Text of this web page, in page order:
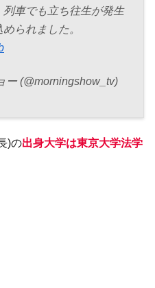
車でも立ち往生が発生
られました。
(@morningshow_tv)
)の出身大学は東京大学法学